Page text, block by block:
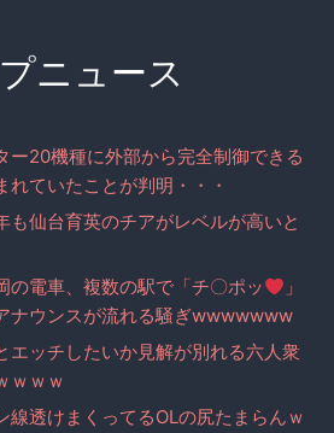
ニュース
ー20機種に外部から完全制御できる
れていたことが判明・・・
も仙台育英のチアがレベルが高いと
の電車、複数の駅で「チ〇ポッ
」
ナウンスが流れる騒ぎwwwwwww
エッチしたいか見解が別れる六人衆
ｗｗｗ
線透けまくってるOLの尻たまらんｗ